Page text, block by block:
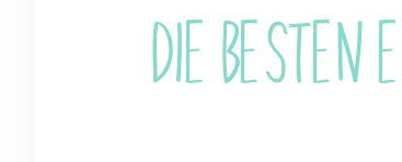
DIE BESTEN